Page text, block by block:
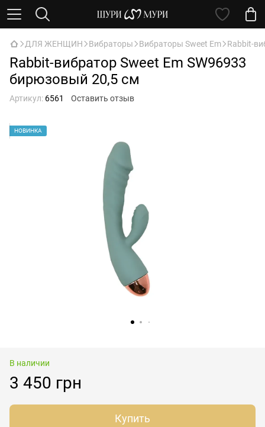
ДЛЯ ЖЕНЩИН Вибраторы Вибраторы Sweet Em Rabbit-
Rabbit-вибратор Sweet Em SW96933
бирюзовый 20,5 см
Артикул: 6561 Оставить отзыв
НОВИНКА
В наличии
3 450 грн
Купить